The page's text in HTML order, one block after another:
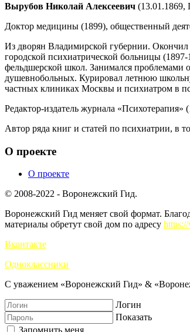
Вырубов Николай Алексеевич (13.01.1869,
Доктор медицины (1899), общественный
Из дворян Владимирской губернии. Окончил
городской психиатрической больницы
фельдшерской школ. Занимался проблемами
душевнобольных. Курировал летнюю
частных клиниках Москвы и психиатром в
Редактор-издатель журнала
Автор ряда книг и статей по психиатрии, в
О проекте
О проекте
© 2008-2022 - Воронежский Гид.
Воронежский Гид меняет свой формат.
материалы обретут свой дом по адресу
Вконтакте
Одноклассники
С уважением «Воронежский Гид» &
Логин
Показать